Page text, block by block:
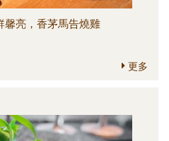
馨亮，香茅馬告燒雞
更多